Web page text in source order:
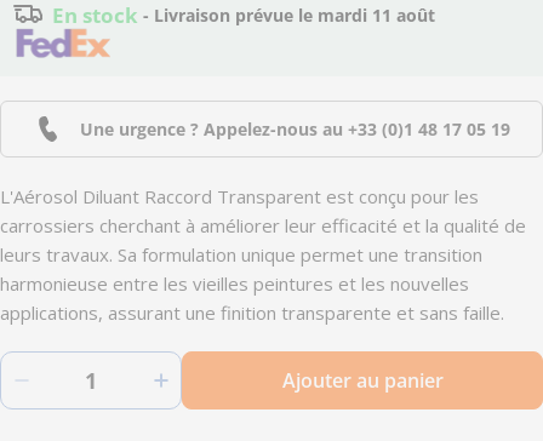
En stock - Livraison prévue le mardi 11 août
Une urgence ? Appelez-nous au +33 (0)1 48 17 05 19
L'Aérosol Diluant Raccord Transparent est conçu pour les
carrossiers cherchant à améliorer leur efficacité et la qualité de
leurs travaux. Sa formulation unique permet une transition
harmonieuse entre les vieilles peintures et les nouvelles
applications, assurant une finition transparente et sans faille.
Quantité
Diminuer la quantité pour BLEND/AL -
Augmenter la quantité pour
Ajouter au panier